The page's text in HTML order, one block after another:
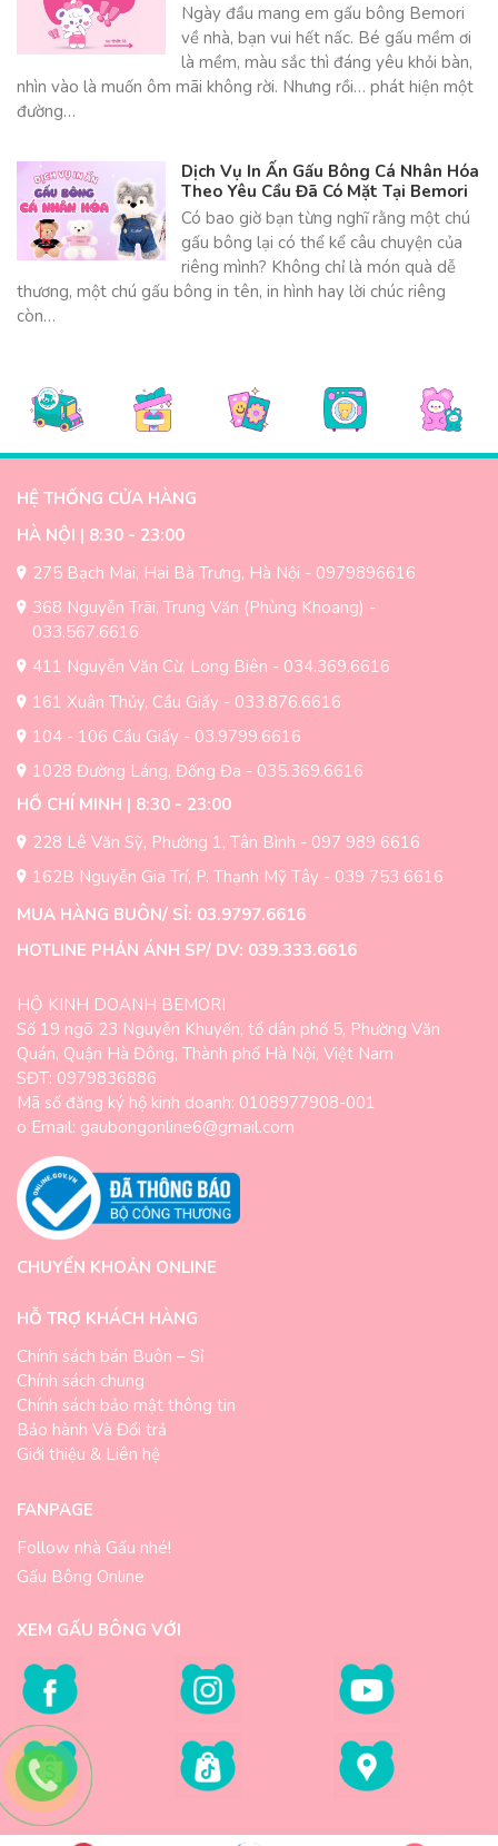
Ngày đầu mang em gấu bông Bemori
về nhà, bạn vui hết nấc. Bé gấu mềm ơi
là mềm, màu sắc thì đáng yêu khỏi bàn,
nhìn vào là muốn ôm mãi không rời. Nhưng rồi… phát hiện một
đường…
Dịch Vụ In Ấn Gấu Bông Cá Nhân Hóa
Theo Yêu Cầu Đã Có Mặt Tại Bemori
Có bao giờ bạn từng nghĩ rằng một chú
gấu bông lại có thể kể câu chuyện của
riêng mình? Không chỉ là món quà dễ
thương, một chú gấu bông in tên, in hình hay lời chúc riêng
còn…
HỆ THỐNG CỬA HÀNG
HÀ NỘI | 8:30 - 23:00
275 Bạch Mai, Hai Bà Trưng, Hà Nội - 0979896616
368 Nguyễn Trãi, Trung Văn (Phùng Khoang) -
033.567.6616
411 Nguyễn Văn Cừ, Long Biên - 034.369.6616
161 Xuân Thủy, Cầu Giấy - 033.876.6616
104 - 106 Cầu Giấy - 03.9799.6616
1028 Đường Láng, Đống Đa - 035.369.6616
HỒ CHÍ MINH | 8:30 - 23:00
228 Lê Văn Sỹ, Phường 1, Tân Bình - 097 989 6616
162B Nguyễn Gia Trí, P. Thạnh Mỹ Tây - 039 753 6616
MUA HÀNG BUÔN/ SỈ: 03.9797.6616
HOTLINE PHẢN ÁNH SP/ DV: 039.333.6616
HỘ KINH DOANH BEMORI
Số 19 ngõ 23 Nguyễn Khuyến, tổ dân phố 5, Phường Văn
Quán, Quận Hà Đông, Thành phố Hà Nội, Việt Nam
SĐT: 0979836886
Mã số đăng ký hộ kinh doanh: 0108977908-001
o Email: gaubongonline6@gmail.com
CHUYỂN KHOẢN ONLINE
HỖ TRỢ KHÁCH HÀNG
Chính sách bán Buôn – Sỉ
Chính sách chung
Chính sách bảo mật thông tin
Bảo hành Và Đổi trả
Giới thiệu & Liên hệ
FANPAGE
Follow nhà Gấu nhé!
Gấu Bông Online
XEM GẤU BÔNG VỚI